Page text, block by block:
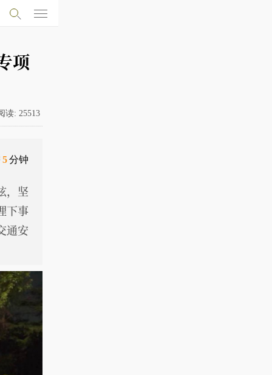
项
读: 25513
5分钟
，坚
下事
通安